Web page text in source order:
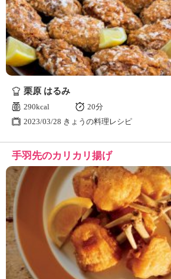
栗原 はるみ
290kcal
20分
2023/03/28 きょうの料理レシピ
手羽先のカリカリ揚げ